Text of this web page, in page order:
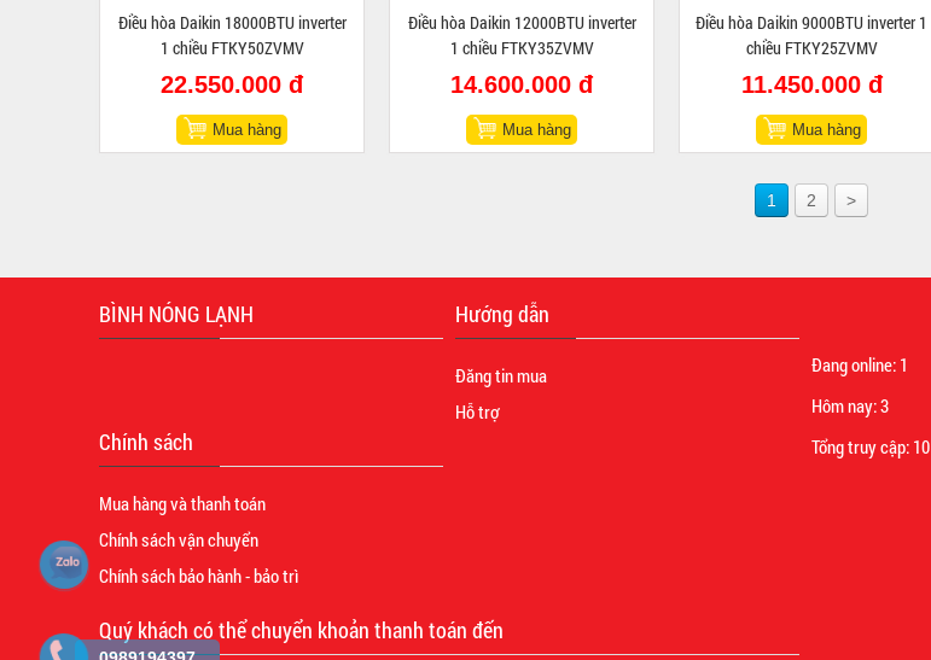
Điều hòa Daikin 18000BTU inverter
1 chiều FTKY50ZVMV
22.550.000 đ
Mua hàng
Điều hòa Daikin 12000BTU inverter
1 chiều FTKY35ZVMV
14.600.000 đ
Mua hàng
Điều hòa Daikin 9000BTU inverter 1
chiều FTKY25ZVMV
11.450.000 đ
Mua hàng
1 2 >
BÌNH NÓNG LẠNH Hướng dẫn
Đăng tin mua
Hỗ trợ
Chính sách
Mua hàng và thanh toán
Chính sách vận chuyển
Chính sách bảo hành - bảo trì
Quý khách có thể chuyển khoản thanh toán đến
Đang online: 1
Hôm nay:3
Tổng truy cập: 10